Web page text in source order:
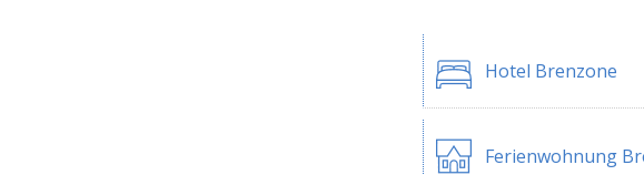
Hotel Brenzone
Ferienwohnung